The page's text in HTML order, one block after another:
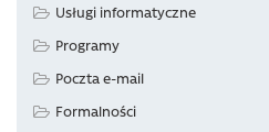
Usługi informatyczne
Programy
Poczta e-mail
Formalności